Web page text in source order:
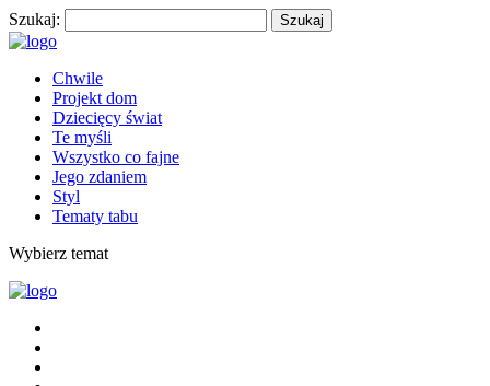
Szukaj:
Chwile
Projekt dom
Dziecięcy świat
Te myśli
Wszystko co fajne
Jego zdaniem
Styl
Tematy tabu
Wybierz temat